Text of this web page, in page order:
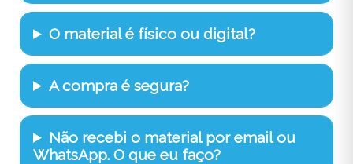
O material é físico ou digital?
A compra é segura?
Não recebi o material por email ou
WhatsApp. O que eu faço?